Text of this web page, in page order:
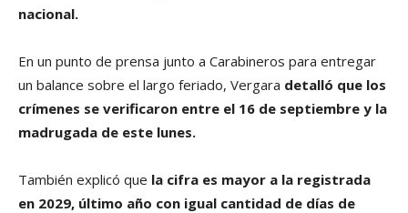
nacional.
En un punto de prensa junto a Carabineros para entregar
un balance sobre el largo feriado, Vergara detalló que los
crímenes se verificaron entre el 16 de septiembre y la
madrugada de este lunes.
También explicó que la cifra es mayor a la registrada
en 2029, último año con igual cantidad de días de